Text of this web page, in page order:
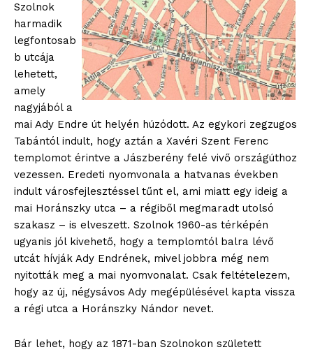
Szolnok
harmadik
legfontosab
b utcája
lehetett,
amely
nagyjából a
mai Ady Endre út helyén húzódott. Az egykori zegzugos
Tabántól indult, hogy aztán a Xavéri Szent Ferenc
templomot érintve a Jászberény felé vivő országúthoz
vezessen. Eredeti nyomvonala a hatvanas években
indult városfejlesztéssel tűnt el, ami miatt egy ideig a
mai Horánszky utca – a régiből megmaradt utolsó
szakasz – is elveszett. Szolnok 1960-as térképén
ugyanis jól kivehető, hogy a templomtól balra lévő
utcát hívják Ady Endrének, mivel jobbra még nem
nyitották meg a mai nyomvonalat. Csak feltételezem,
hogy az új, négysávos Ady megépülésével kapta vissza
a régi utca a Horánszky Nándor nevet.
Bár lehet, hogy az 1871-ban Szolnokon született